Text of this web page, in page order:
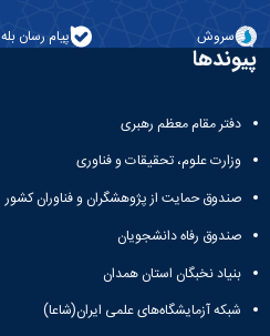
سروش پیام رسان بله
پیوندها
دفتر مقام معظم رهبری
وزارت علوم، تحقیقات و فناوری
صندوق حمایت از پژوهشگران و فناوران کشور
صندوق رفاه دانشجویان
بنیاد نخبگان استان همدان
شبکه آزمایشگاه‌های علمی ایران(شاعا)